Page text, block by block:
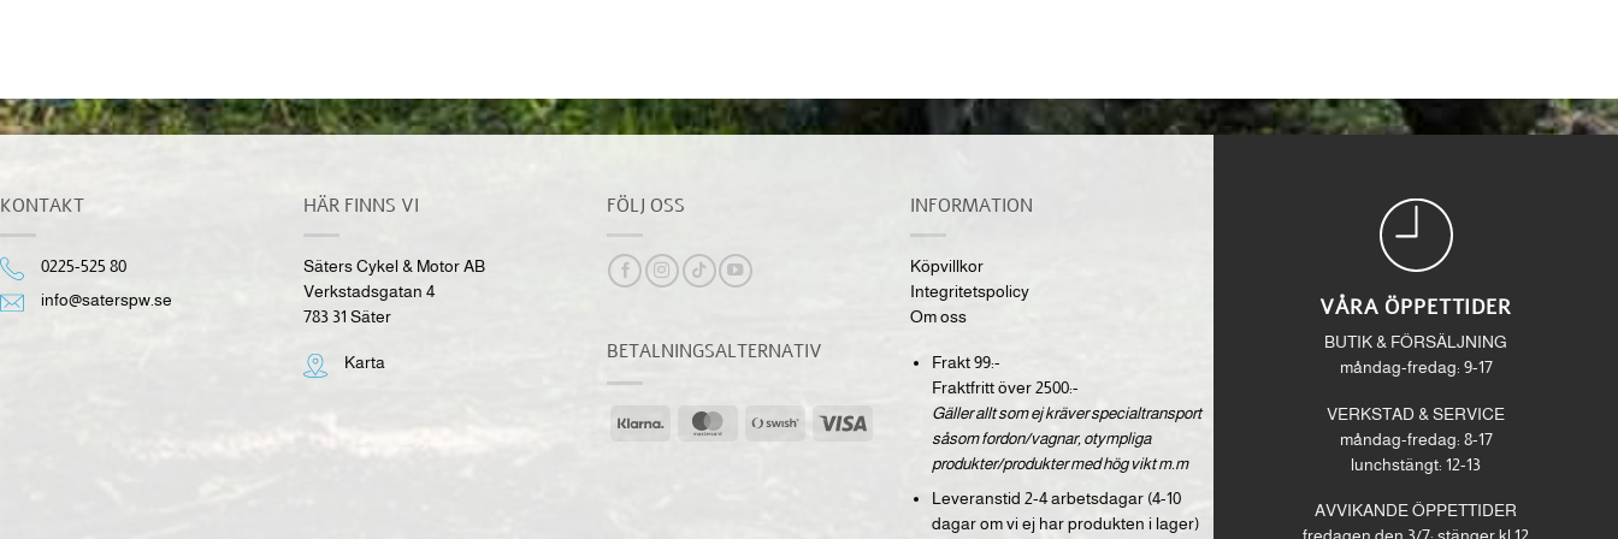
KONTAKT
0225-525 80
info@saterspw.se
HÄR FINNS VI
Säters Cykel & Motor AB
Verkstadsgatan 4
783 31 Säter
Karta
FÖLJ OSS
BETALNINGSALTERNATIV
Klarna MasterCardSwish
INFORMATION
Köpvillkor
Integritetspolicy
Om oss
Frakt 99:-
Fraktfritt över 2500:-
Gäller allt som ej kräver specialtransport
såsom fordon/vagnar, otympliga
produkter/produkter med hög vikt m.m
Leveranstid 2-4 arbetsdagar (4-10
dagar om vi ej har produkten i lager)
VÅRA ÖPPETTIDER
BUTIK & FÖRSÄLJNING
måndag-fredag: 9-17
VERKSTAD & SERVICE
måndag-fredag: 8-17
lunchstängt: 12-13
AVVIKANDE ÖPPETTIDER